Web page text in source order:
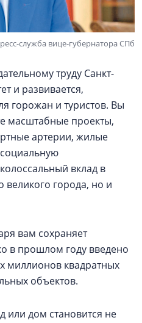
служба вице-губернатора СПб
труду Санкт-
и развивается,
горожан и туристов. Вы
масштабные проекты,
артерии, жилые
вклад в
великого города, но и
вам сохраняет
в прошлом году введено
миллионов квадратных
объектов.
или дом становится не